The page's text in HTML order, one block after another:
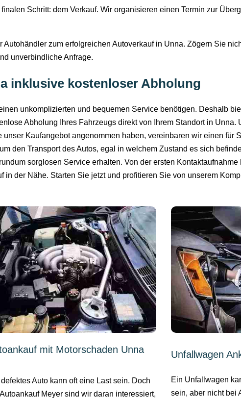
Schritt: dem Verkauf. Wir organisieren einen Termin zur
zum erfolgreichen Autoverkauf in Unna. Zögern Sie
unverbindliche Anfrage.
inklusive kostenloser Abholung
unkomplizierten und bequemen Service benötigen. Deshalb
Abholung Ihres Fahrzeugs direkt von Ihrem Standort in Unna.
Kaufangebot angenommen haben, vereinbaren wir einen für
den Transport des Autos, egal in welchem Zustand es sich
sorglosen Service erhalten. Von der ersten
der Nähe. Starten Sie jetzt und profitieren Sie von unserem
mit Motorschaden Unna
Auto kann oft eine Last sein. Doch
Meyer sind wir daran interessiert,
Unfallwagen
Ein Unfallwagen
sein, aber nicht bei